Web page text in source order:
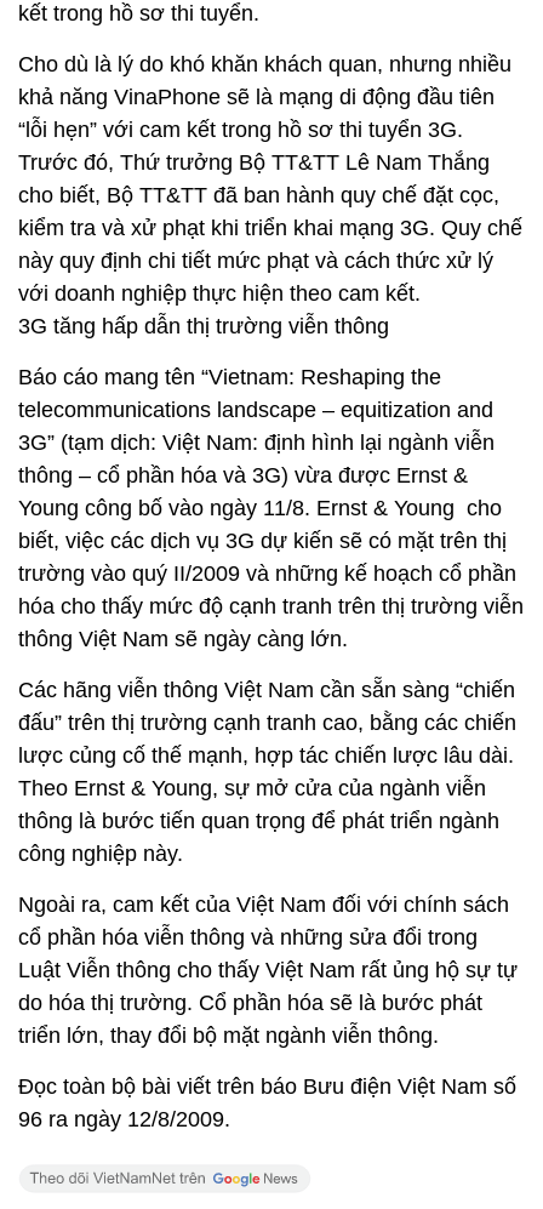
kết trong hồ sơ thi tuyển.
Cho dù là lý do khó khăn khách quan, nhưng nhiều
khả năng VinaPhone sẽ là mạng di động đầu tiên
“lỗi hẹn” với cam kết trong hồ sơ thi tuyển 3G.
Trước đó, Thứ trưởng Bộ TT&TT Lê Nam Thắng
cho biết, Bộ TT&TT đã ban hành quy chế đặt cọc,
kiểm tra và xử phạt khi triển khai mạng 3G. Quy chế
này quy định chi tiết mức phạt và cách thức xử lý
với doanh nghiệp thực hiện theo cam kết.
3G tăng hấp dẫn thị trường viễn thông
Báo cáo mang tên “Vietnam: Reshaping the
telecommunications landscape – equitization and
3G” (tạm dịch: Việt Nam: định hình lại ngành viễn
thông – cổ phần hóa và 3G) vừa được Ernst &
Young công bố vào ngày 11/8. Ernst & Young cho
biết, việc các dịch vụ 3G dự kiến sẽ có mặt trên thị
trường vào quý II/2009 và những kế hoạch cổ phần
hóa cho thấy mức độ cạnh tranh trên thị trường viễn
thông Việt Nam sẽ ngày càng lớn.
Các hãng viễn thông Việt Nam cần sẵn sàng “chiến
đấu” trên thị trường cạnh tranh cao, bằng các chiến
lược củng cố thế mạnh, hợp tác chiến lược lâu dài.
Theo Ernst & Young, sự mở cửa của ngành viễn
thông là bước tiến quan trọng để phát triển ngành
công nghiệp này.
Ngoài ra, cam kết của Việt Nam đối với chính sách
cổ phần hóa viễn thông và những sửa đổi trong
Luật Viễn thông cho thấy Việt Nam rất ủng hộ sự tự
do hóa thị trường. Cổ phần hóa sẽ là bước phát
triển lớn, thay đổi bộ mặt ngành viễn thông.
Đọc toàn bộ bài viết trên báo Bưu điện Việt Nam số
96 ra ngày 12/8/2009.